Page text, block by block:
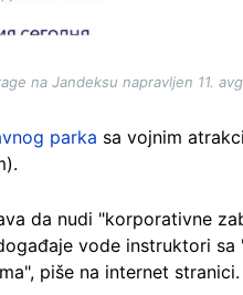
na Jandeksu napravljen 11.
parka sa vojnim
da nudi "korporativne
vode instruktori
piše na internet stranici.